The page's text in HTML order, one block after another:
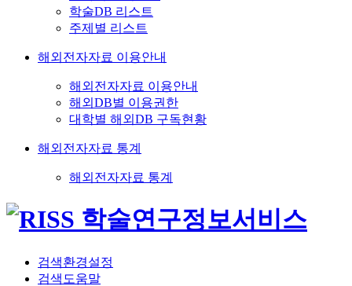
학술DB 리스트
주제별 리스트
해외전자자료 이용안내
해외전자자료 이용안내
해외DB별 이용권한
대학별 해외DB 구독현황
해외전자자료 통계
해외전자자료 통계
검색환경설정
검색도움말